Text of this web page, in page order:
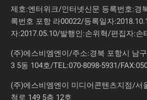
제호:엔터위크/인터넷신문 등록번호:경
록번호 포항 라00022/등록일자
자:2017.05.10/발행인:손위혁/편집자:손
(주)에스비엠엔이/주소:경북 포항시 남
3 5동 104호/TEL:070-8098-5931/
(주)에스비엠엔이 미디어콘텐츠지점/서
척로 149 5층 12호